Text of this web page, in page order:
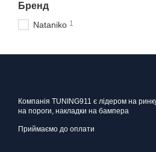
Бренд
Nataniko 1
Компанія TUNING911 є лідером на
на пороги, накладки на бампера
Приймаємо до оплати